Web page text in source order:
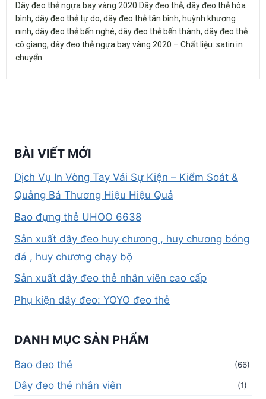
Dây đeo thẻ ngựa bay vàng 2020 Dây đeo thẻ, dây đeo thẻ hòa
bình, dây đeo thẻ tự do, dây đeo thẻ tân bình, huỳnh khương
ninh, dây đeo thẻ bến nghé, dây đeo thẻ bến thành, dây đeo thẻ
cô giang, dây đeo thẻ ngựa bay vàng 2020 – Chất liệu: satin in
chuyển
BÀI VIẾT MỚI
Dịch Vụ In Vòng Tay Vải Sự Kiện – Kiểm Soát &
Quảng Bá Thương Hiệu Hiệu Quả
Bao đựng thẻ UHOO 6638
Sản xuất dây đeo huy chương , huy chương bóng
đá , huy chương chạy bộ
Sản xuất dây đeo thẻ nhân viên cao cấp
Phụ kiện dây đeo: YOYO đeo thẻ
DANH MỤC SẢN PHẨM
Bao đeo thẻ (66)
Dây đeo thẻ nhân viên (1)